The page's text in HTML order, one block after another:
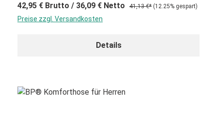
42,95 € Brutto / 36,09 € Netto 41,13 €* (12.25% gespart)
Preise zzgl. Versandkosten
Details